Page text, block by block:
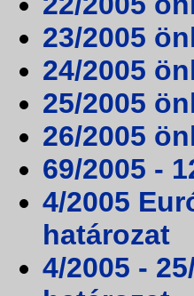
23/2005
24/2005
25/2005
26/2005
69/2005 -
4/2005
határozat
4/2005 -